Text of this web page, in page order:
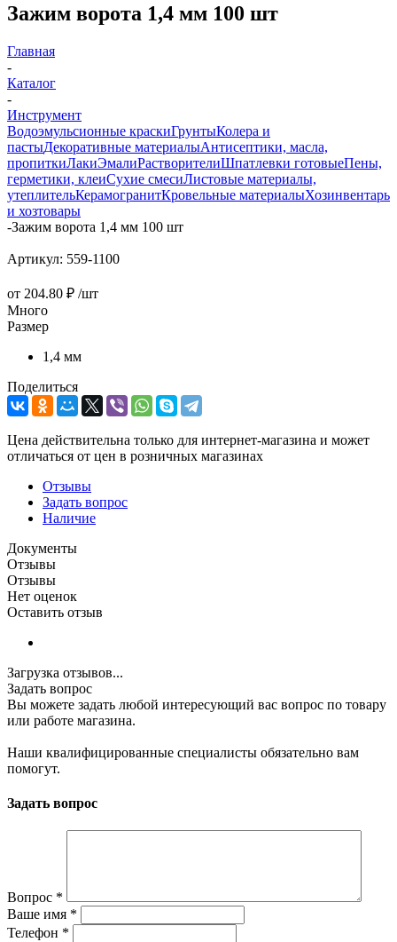
Зажим ворота 1,4 мм 100 шт
Главная
-
Каталог
-
Инструмент
Водоэмульсионные краскиГрунтыКолера и
пастыДекоративные материалыАнтисептики, масла,
пропиткиЛакиЭмалиРастворителиШпатлевки готовыеПены,
герметики, клеиСухие смесиЛистовые материалы,
утеплительКерамогранитКровельные материалыХозинвентарь
и хозтовары
-Зажим ворота 1,4 мм 100 шт
Артикул: 559-1100
от 204.80 ₽ /шт
Много
Размер
1,4 мм
Поделиться
Цена действительна только для интернет-магазина и может
отличаться от цен в розничных магазинах
Отзывы
Задать вопрос
Наличие
Документы
Отзывы
Отзывы
Нет оценок
Оставить отзыв
Загрузка отзывов...
Задать вопрос
Вы можете задать любой интересующий вас вопрос по товару
или работе магазина.
Наши квалифицированные специалисты обязательно вам
помогут.
Задать вопрос
Вопрос *
Ваше имя *
Телефон *